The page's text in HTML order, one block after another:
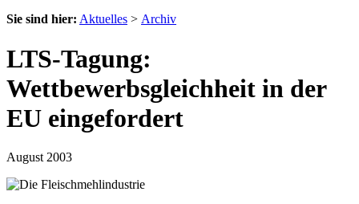
Sie sind hier: Aktuelles > Archiv
LTS-Tagung:
Wettbewerbsgleichheit in der
EU eingefordert
August 2003